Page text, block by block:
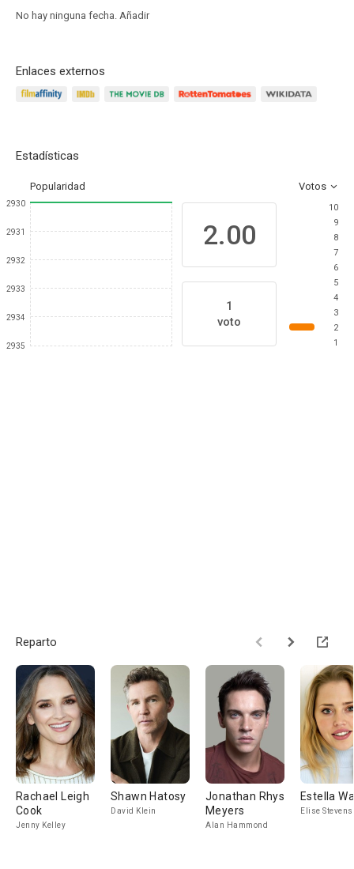
No hay ninguna fecha. Añadir
Enlaces externos
Estadísticas
Popularidad Votos
2930
2931
2932
2933
2934
2935
2.00
1
voto
10
9
8
7
6
5
4
3
2
1
Reparto
Rachael Leigh
Cook
Jenny Kelley
Shawn Hatosy
David Klein
Jonathan Rhys
Meyers
Alan Hammond
Estella
Elise Stevens